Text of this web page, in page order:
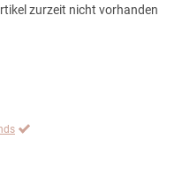
zurzeit nicht vorhanden